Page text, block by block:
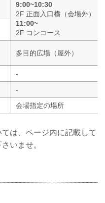
9:00~10:30
2F 正面入口横（会場外）
11:00~
2F コンコース
多目的広場（屋外）
-
-
会場指定の場所
は、ページ内に記載して
いませ。